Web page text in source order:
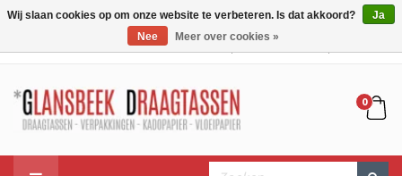
0
Wij slaan cookies op om onze website te verbeteren. Is dat akkoord?
Ja
Nee
Meer over cookies »